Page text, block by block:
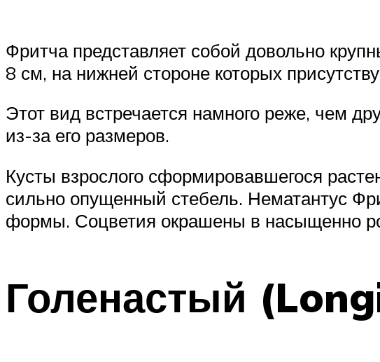
Фритча представляет собой довольно
8 см, на нижней стороне которых
Этот вид встречается намного реже, чем
из-за его размеров.
Кусты взрослого сформировавшегося
сильно опущенный стебель. Нематантус
формы. Соцветия окрашены в насыщенно
Голенастый